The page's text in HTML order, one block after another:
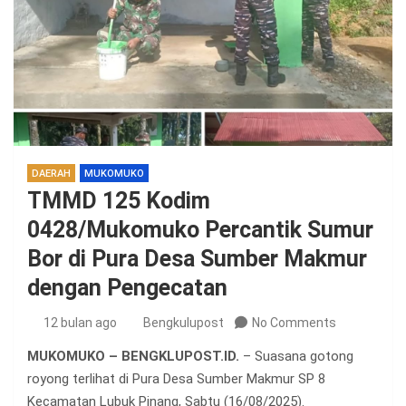
DAERAH MUKOMUKO
TMMD 125 Kodim
0428/Mukomuko Percantik Sumur
Bor di Pura Desa Sumber Makmur
dengan Pengecatan
12 bulan ago Bengkulupost No Comments
MUKOMUKO – BENGKLUPOST.ID. – Suasana gotong
royong terlihat di Pura Desa Sumber Makmur SP 8
Kecamatan Lubuk Pinang, Sabtu (16/08/2025).